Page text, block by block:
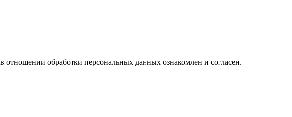
в отношении обработки персональных данных ознакомлен и согласен.